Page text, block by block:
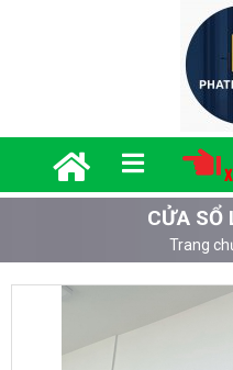
CỬA SỔ
Trang